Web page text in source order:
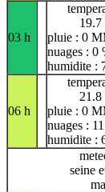
03 h
19.7
pluie : 0
nuages : 0
humidite :
06 h
21.8
pluie : 0
nuages :
humidite :
seine